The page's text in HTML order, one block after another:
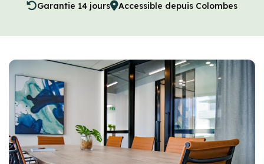
Garantie 14 jours
Accessible depuis Colombes